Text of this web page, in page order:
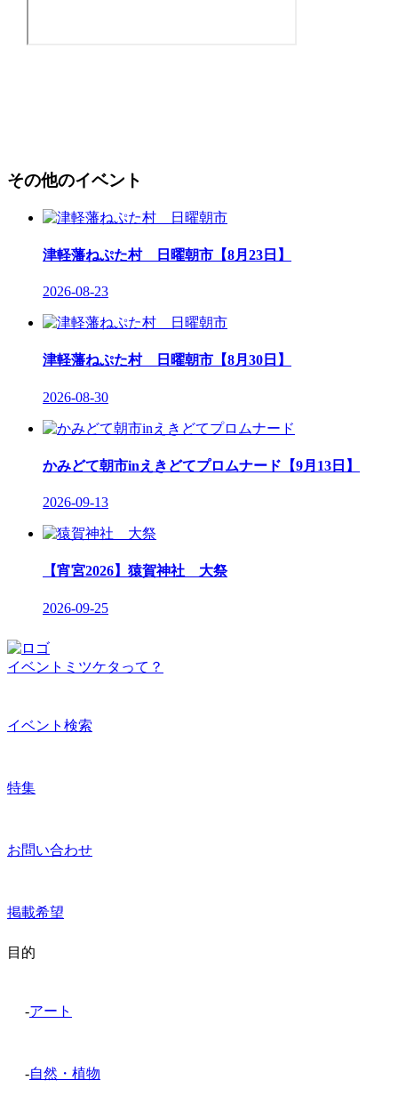
その他のイベント
津軽藩ねぷた村 日曜朝市【8月23日】
2026-08-23
津軽藩ねぷた村 日曜朝市【8月30日】
2026-08-30
かみどて朝市inえきどてプロムナード【9月13日】
2026-09-13
【宵宮2026】猿賀神社 大祭
2026-09-25
イベントミツケタって？
イベント検索
特集
お問い合わせ
掲載希望
目的
-アート
-自然・植物